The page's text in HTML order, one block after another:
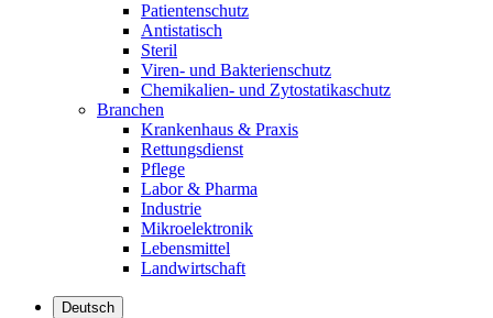
Patientenschutz
Antistatisch
Steril
Viren- und Bakterienschutz
Chemikalien- und Zytostatikaschutz
Branchen
Krankenhaus & Praxis
Rettungsdienst
Pflege
Labor & Pharma
Industrie
Mikroelektronik
Lebensmittel
Landwirtschaft
Deutsch